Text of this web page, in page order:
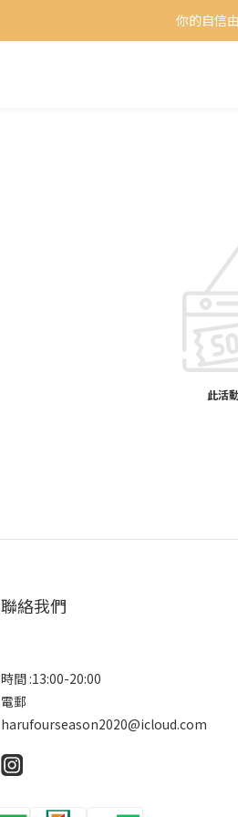
你的自信
你的自信
此活
聯絡我們
時間 :13:00-20:00
電郵
harufourseason2020@icloud.com